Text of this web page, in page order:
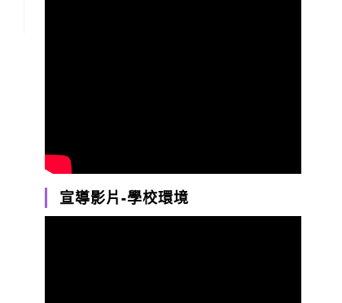
宣導影片-學校環境